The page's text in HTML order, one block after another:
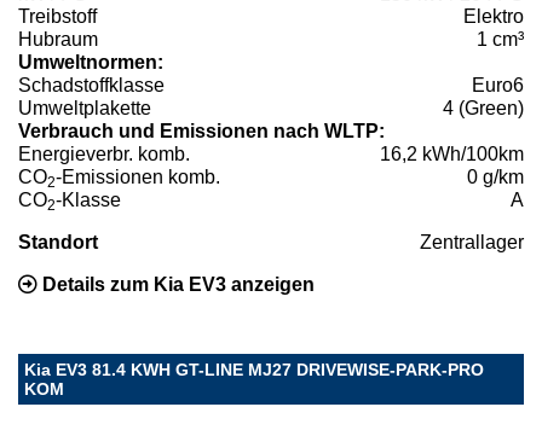
Treibstoff
Elektro
Hubraum
1 cm³
Umweltnormen:
Schadstoffklasse
Euro6
Umweltplakette
4 (Green)
Verbrauch und Emissionen nach WLTP:
Energieverbr. komb.
16,2 kWh/100km
CO2-Emissionen komb.
0 g/km
CO2-Klasse A
Standort Zentrallager
Details zum Kia EV3 anzeigen
Kia EV3 81.4 KWH GT-LINE MJ27 DRIVEWISE-PARK-PRO
KOM